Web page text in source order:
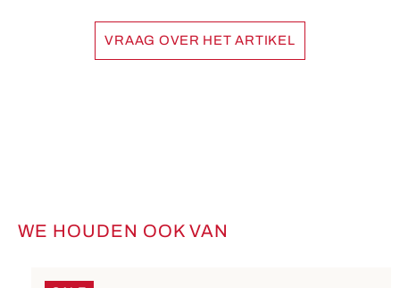
VRAAG OVER HET ARTIKEL
Productgalerij overslaan
WE HOUDEN OOK VAN